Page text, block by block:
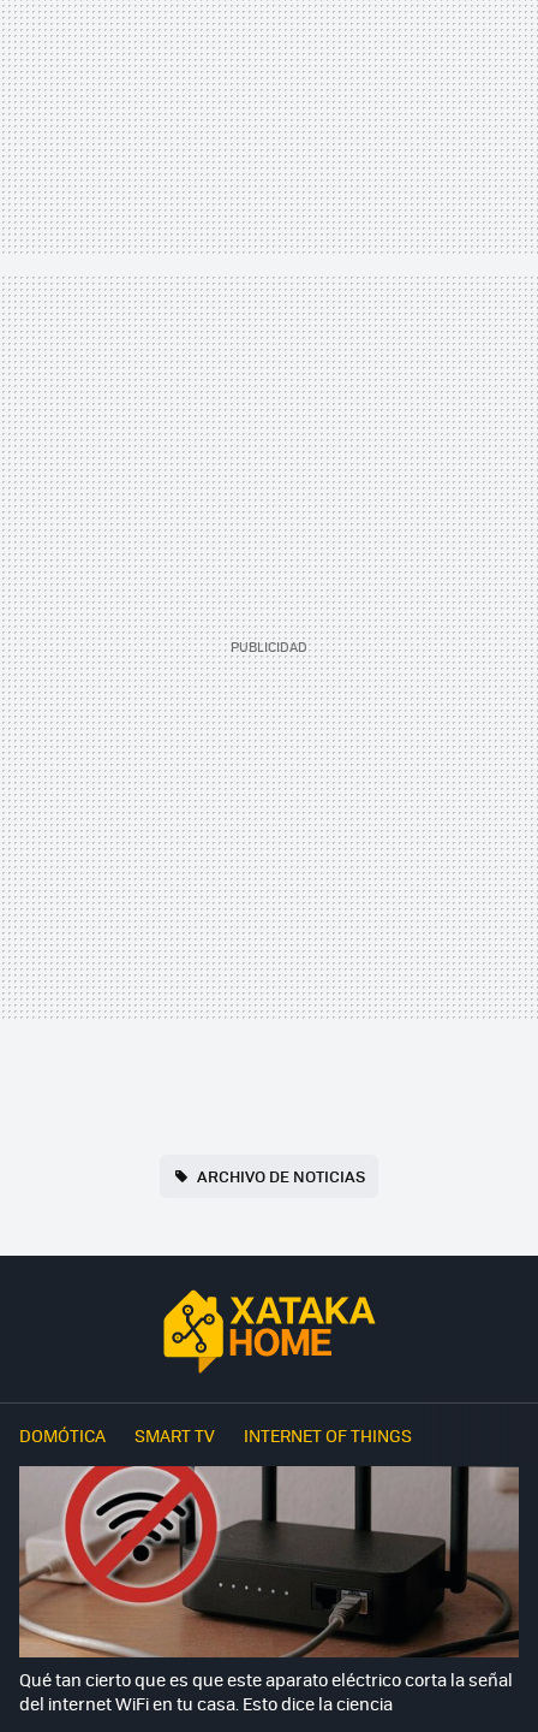
ARCHIVO DE NOTICIAS
DOMÓTICA SMART TV INTERNET OF THINGS
Qué tan cierto que es que este aparato eléctrico corta la señal
del internet WiFi en tu casa. Esto dice la ciencia